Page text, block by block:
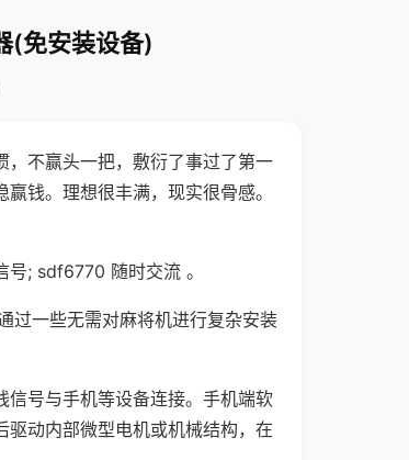
(免安装设备)
，不赢头一把，敷衍了事过了第一
钱。理想很丰满，现实很骨感。
; sdf6770 随时交流 。
过一些无需对麻将机进行复杂安装
信号与手机等设备连接。手机端软
动内部微型电机或机械结构，在